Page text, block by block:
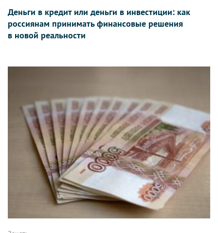
Деньги в кредит или деньги в инвестиции: как
россиянам принимать финансовые решения
в новой реальности